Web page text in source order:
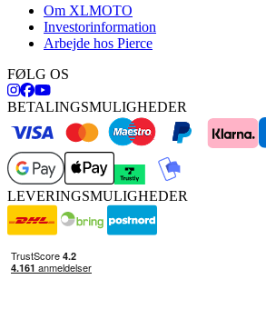
Om XLMOTO
Investorinformation
Arbejde hos Pierce
FØLG OS
BETALINGSMULIGHEDER
LEVERINGSMULIGHEDER